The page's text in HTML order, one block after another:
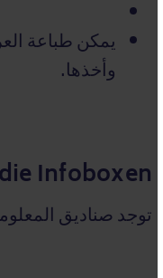
يمكن طباعة
وأخذها.
Infoboxen?
توجد صناديق